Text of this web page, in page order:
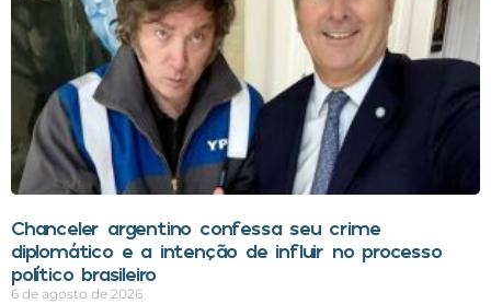
Chanceler argentino confessa seu crime
diplomático e a intenção de influir no processo
político brasileiro
6 de agosto de 2026